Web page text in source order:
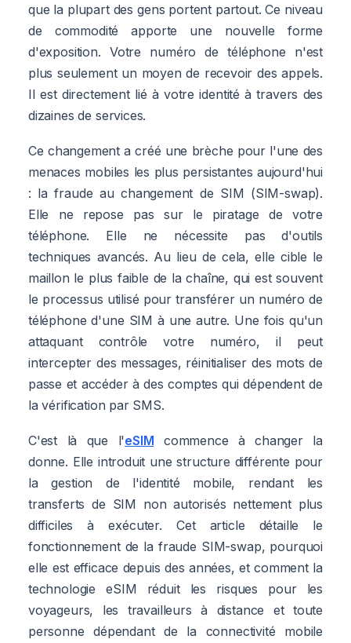
que la plupart des gens portent partout. Ce niveau
de commodité apporte une nouvelle forme
d'exposition. Votre numéro de téléphone n'est
plus seulement un moyen de recevoir des appels.
Il est directement lié à votre identité à travers des
dizaines de services.
Ce changement a créé une brèche pour l'une des
menaces mobiles les plus persistantes aujourd'hui
: la fraude au changement de SIM (SIM-swap).
Elle ne repose pas sur le piratage de votre
téléphone. Elle ne nécessite pas d'outils
techniques avancés. Au lieu de cela, elle cible le
maillon le plus faible de la chaîne, qui est souvent
le processus utilisé pour transférer un numéro de
téléphone d'une SIM à une autre. Une fois qu'un
attaquant contrôle votre numéro, il peut
intercepter des messages, réinitialiser des mots de
passe et accéder à des comptes qui dépendent de
la vérification par SMS.
C'est là que l'eSIM commence à changer la
donne. Elle introduit une structure différente pour
la gestion de l'identité mobile, rendant les
transferts de SIM non autorisés nettement plus
difficiles à exécuter. Cet article détaille le
fonctionnement de la fraude SIM-swap, pourquoi
elle est efficace depuis des années, et comment la
technologie eSIM réduit les risques pour les
voyageurs, les travailleurs à distance et toute
personne dépendant de la connectivité mobile